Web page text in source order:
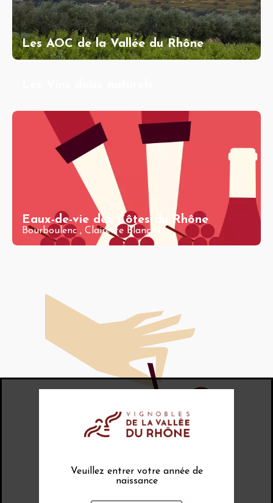
Les AOC de la Vallée du Rhône
Eaux-de-vie des Côtes du Rhône
Bourboulenc , Clairette blanche ...
Veuillez entrer votre année de
naissance